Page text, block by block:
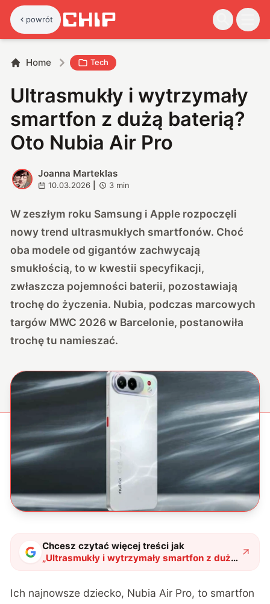
powrót
Home Tech
Ultrasmukły i wytrzymały
smartfon z dużą baterią?
Oto Nubia Air Pro
J
Joanna Marteklas
10.03.2026 3 min
W zeszłym roku Samsung i Apple rozpoczęli
nowy trend ultrasmukłych smartfonów. Choć
oba modele od gigantów zachwycają
smukłością, to w kwestii specyfikacji,
zwłaszcza pojemności baterii, pozostawiają
trochę do życzenia. Nubia, podczas marcowych
targów MWC 2026 w Barcelonie, postanowiła
trochę tu namieszać.
Chcesz czytać więcej treści jak
„Ultrasmukły i wytrzymały smartfon z dużą
baterią? Oto Nubia Air Pro"?
Ich najnowsze dziecko, Nubia Air Pro, to smartfon